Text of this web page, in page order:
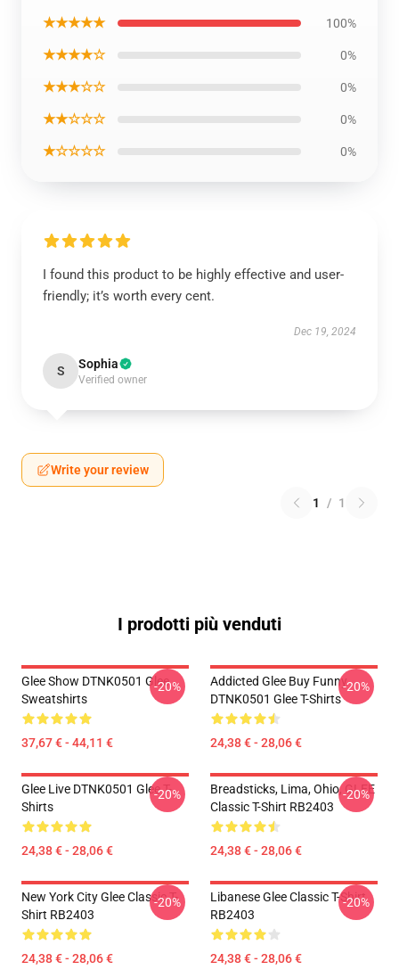
★★★★★ 100%
★★★★☆ 0%
★★★☆☆ 0%
★★☆☆☆ 0%
★☆☆☆☆ 0%
I found this product to be highly effective and user-
friendly; it’s worth every cent.
Dec 19, 2024
S Sophia
Verified owner
Write your review
1 / 1
I prodotti più venduti
Glee Show DTNK0501 Glee
Sweatshirts
37,67 € - 44,11 €
-20%
Addicted Glee Buy Funny
DTNK0501 Glee T-Shirts
24,38 € - 28,06 €
-20%
Glee Live DTNK0501 Glee T-
Shirts
24,38 € - 28,06 €
-20%
Breadsticks, Lima, Ohio, GLEE
Classic T-Shirt RB2403
24,38 € - 28,06 €
-20%
New York City Glee Classic T-
Shirt RB2403
24,38 € - 28,06 €
-20%
Libanese Glee Classic T-Shirt
RB2403
24,38 € - 28,06 €
-20%